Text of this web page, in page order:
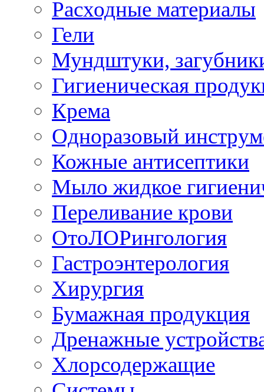
Расходные материалы
Гели
Мундштуки,
Гигиеническая
Крема
Одноразовый
Кожные антисептики
Мыло жидкое
Переливание крови
ОтоЛОРингология
Гастроэнтерология
Хирургия
Бумажная продукция
Дренажные
Хлорсодержащие